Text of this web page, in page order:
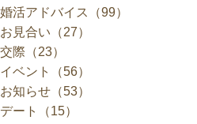
婚活アドバイス（99）
お見合い（27）
交際（23）
イベント（56）
お知らせ（53）
デート（15）